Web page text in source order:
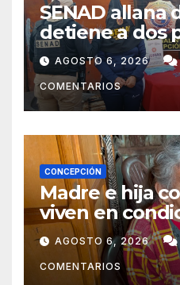
SENAD allana
detiene a dos
presunto
Concepción
AGOSTO 6, 2026
COMENTARIOS
CONCEPCIÓN
Madre e hija
viven en
precarias y
campaña
ayudarlas
AGOSTO 6, 2026
COMENTARIOS